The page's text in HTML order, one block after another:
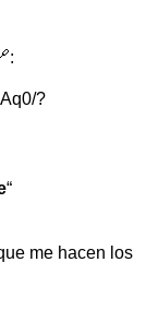
?
“
me hacen los